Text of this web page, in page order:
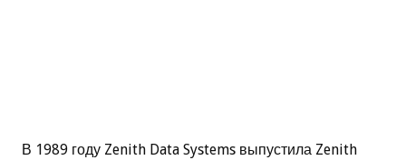
В 1989 году Zenith Data Systems выпустила Zenith